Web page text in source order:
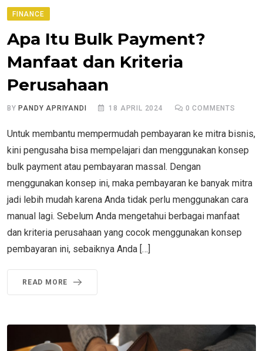
FINANCE
Apa Itu Bulk Payment?
Manfaat dan Kriteria
Perusahaan
BYPANDY APRIYANDI 18 APRIL 2024 0 COMMENTS
Untuk membantu mempermudah pembayaran ke mitra bisnis,
kini pengusaha bisa mempelajari dan menggunakan konsep
bulk payment atau pembayaran massal. Dengan
menggunakan konsep ini, maka pembayaran ke banyak mitra
jadi lebih mudah karena Anda tidak perlu menggunakan cara
manual lagi. Sebelum Anda mengetahui berbagai manfaat
dan kriteria perusahaan yang cocok menggunakan konsep
pembayaran ini, sebaiknya Anda […]
READ MORE